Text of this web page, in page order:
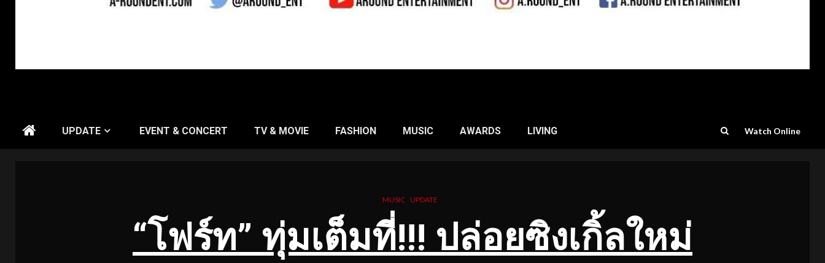
UPDATE EVENT & CONCERT TV & MOVIE FASHION MUSIC AWARDS LIVING Watch Online
MUSIC UPDATE
“โฟร์ท” ทุ่มเต็มที่!!! ปล่อยซิงเกิ้ลใหม่